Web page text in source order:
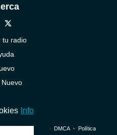
tu radio
Nuevo
los derechos. ・ DMCA・ Política
Info